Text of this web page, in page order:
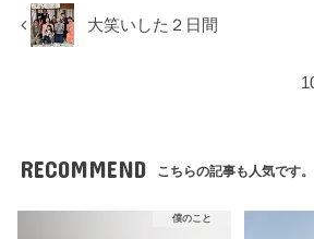
大笑いした２日間
RECOMMEND こちらの記事も人気です。
僕のこと